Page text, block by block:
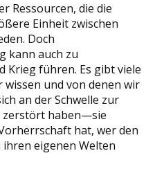
Ressourcen, die die
Einheit zwischen
Doch
kann auch zu
Krieg führen. Es gibt viele
und von denen wir
an der Schwelle zur
zerstört haben—sie
hat, wer den
eigenen Welten